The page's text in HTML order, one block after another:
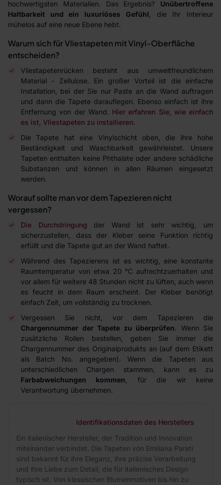
hochwertigsten Materialien. Das Ergebnis? Unübertroffene
Haltbarkeit und ein luxuriöses Gefühl , die Ihr Interieur
mühelos auf eine neue Ebene hebt.
Warum sich für Vliestapeten mit Vinyl-Oberfläche
entscheiden?
Vliestapetenrücken besteht aus umweltfreundlichem
Material - Zellulose. Ein großer Vorteil ist die einfache
Installation, bei der Sie nur Paste an die Wand auftragen
und dann die Tapete darauflegen. Ebenso einfach ist ihre
Entfernung von der Wand. Hier erfahren Sie, wie einfach
es ist, Vliestapeten zu installieren.
Die Tapete hat eine Vinylschicht oben, die ihre hohe
Beständigkeit und Waschbarkeit gewährleistet. Unsere
Tapeten enthalten keine Phthalate oder andere schädliche
Substanzen und können in allen Räumen eingesetzt
werden.
Worauf sollte man vor dem Tapezieren nicht
vergessen?
Die Durchdringung der Wand ist sehr wichtig, um
sicherzustellen, dass der Kleber seine Funktion richtig
erfüllt und die Tapete gut an der Wand haftet.
Während des Tapezierens ist es wichtig, eine konstante
Raumtemperatur von etwa 20 °C aufrechtzuerhalten und
vor allem für weitere 48 Stunden nicht zu lüften, auch wenn
es feucht in dem Raum erscheint. Der Kleber benötigt
einfach Zeit, um vollständig zu trocknen.
Vergessen Sie nicht, vor dem Tapezieren die
Chargennummer der Tapete zu überprüfen. Wenn Sie
zusätzliche Rollen bestellen, geben Sie immer die
Chargennummer des Originalprodukts an (auf dem Etikett
als Batch No. angegeben). Wenn die Tapeten aus
unterschiedlichen Chargen stammen, kann es zu
Farbabweichungen kommen , für die wir keine
Verantwortung übernehmen.
Identifikationsdaten des Herstellers
Ein italienischer Hersteller, der Tradition und Innovation
miteinander verbindet. Die Tapeten von Emiliana Parati
sind bekannt für ihre Eleganz, ihre präzise Verarbeitung
und ihre Liebe zum Detail, die für italienisches Design
typisch ist. Von klassischen Blumenmotiven bis hin zu